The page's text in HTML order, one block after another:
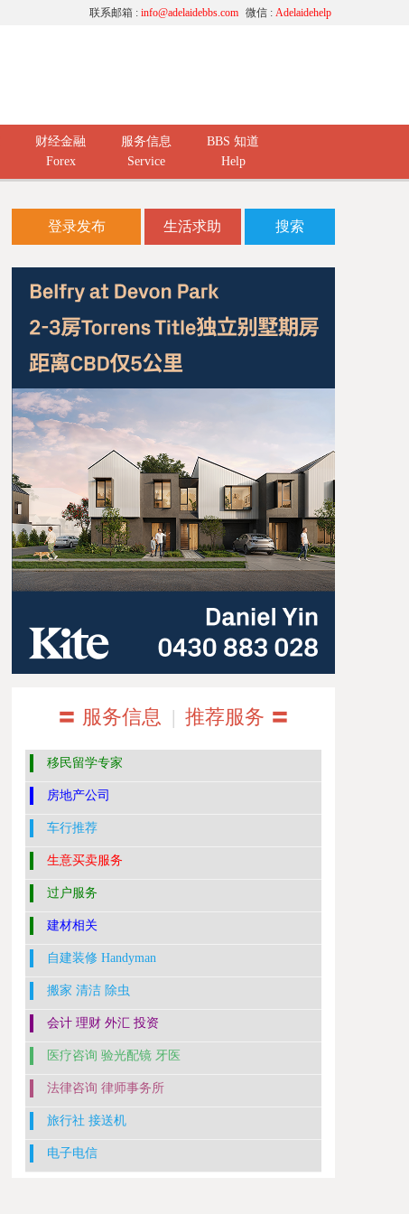
微信 : Adelaidehelp
联系邮箱 : info@adelaidebbs.com
财经金融
Forex
服务信息
Service
BBS 知道
Help
登录发布 生活求助 搜索
〓 服务信息 | 推荐服务 〓
移民留学专家
房地产公司
车行推荐
生意买卖服务
过户服务
建材相关
自建装修 Handyman
搬家 清洁 除虫
会计 理财 外汇 投资
医疗咨询 验光配镜 牙医
法律咨询 律师事务所
旅行社 接送机
电子电信